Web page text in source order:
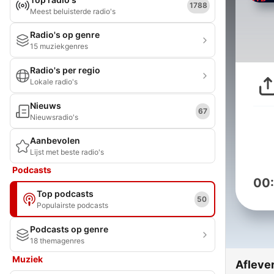
Meest beluisterde radio's
1788
Radio's op genre
15 muziekgenres
Radio's per regio
Lokale radio's
Nieuws
Nieuwsradio's
67
Aanbevolen
Lijst met beste radio's
Podcasts
Top podcasts
Populairste podcasts
50
Podcasts op genre
18 themagenres
Muziek